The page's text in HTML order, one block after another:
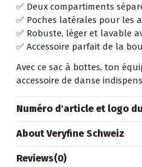
✅ Deux compartiments
✅ Poches latérales pour les
✅ Robuste, léger et lavable
✅ Accessoire parfait de la
Avec ce sac à bottes, ton
accessoire de danse
Numéro d'article et logo
About Veryfine Schweiz
Reviews(0)